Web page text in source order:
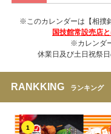
※このカレンダーは【相撲
国技館常設売店
※カレンダ
休業日及び土日祝祭
RANKKING ランキング
1